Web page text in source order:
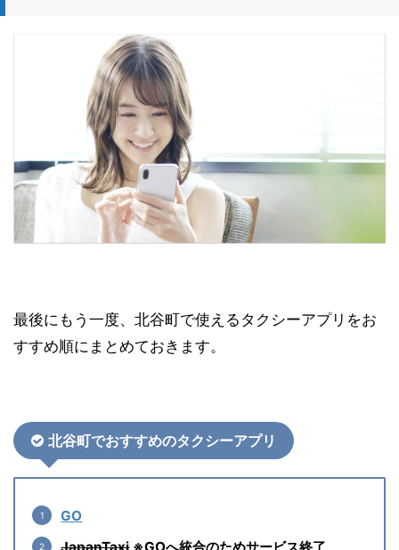
最後にもう一度、北谷町で使えるタクシーアプリをお
すすめ順にまとめておきます。
北谷町でおすすめのタクシーアプリ
GO
JapanTaxi※GOへ統合のためサービス終了